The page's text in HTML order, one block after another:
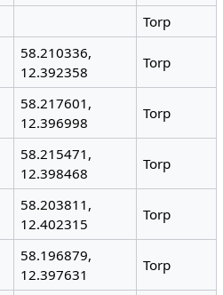
Torp
58.210336,
12.392358
Torp
58.217601,
12.396998
Torp
58.215471,
12.398468
Torp
58.203811,
12.402315
Torp
58.196879,
12.397631
Torp